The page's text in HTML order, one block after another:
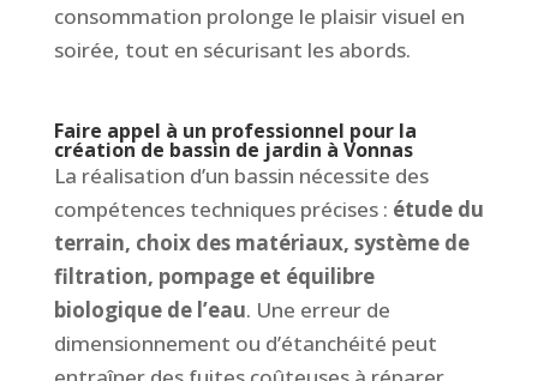
consommation prolonge le plaisir visuel en
soirée, tout en sécurisant les abords.
Faire appel à un professionnel pour la
création de bassin de jardin à Vonnas
La réalisation d’un bassin nécessite des
compétences techniques précises : étude du
terrain, choix des matériaux, système de
filtration, pompage et équilibre
biologique de l’eau. Une erreur de
dimensionnement ou d’étanchéité peut